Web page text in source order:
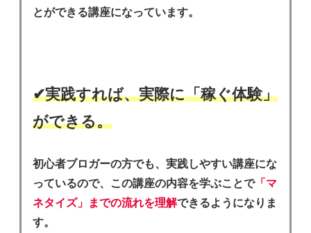
とができる講座になっています。
✔︎実践すれば、実際に「稼ぐ体験」
ができる。
初心者ブロガーの方でも、実践しやすい講座にな
っているので、この講座の内容を学ぶことで「マ
ネタイズ」までの流れを理解できるようになりま
す。